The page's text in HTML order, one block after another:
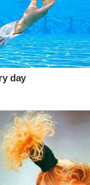
സന്തോഷമുണ്ട് …
ഞാൻ
സ്ഥാനത്ത്
അദ്ദേഹം എങ്ങനെ
ക്ഷമ ചോദിച്ചതായി
രജനീകാന്തിനോട്
‘ഒന്നും
ഒരു മുറിവായി